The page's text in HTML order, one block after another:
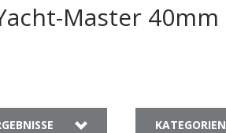
Master 40mm
KATEGORIEN